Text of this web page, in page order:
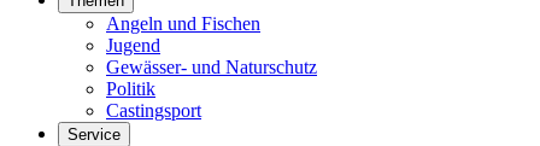
Angeln und Fischen
Jugend
Gewässer- und Naturschutz
Politik
Castingsport
Service